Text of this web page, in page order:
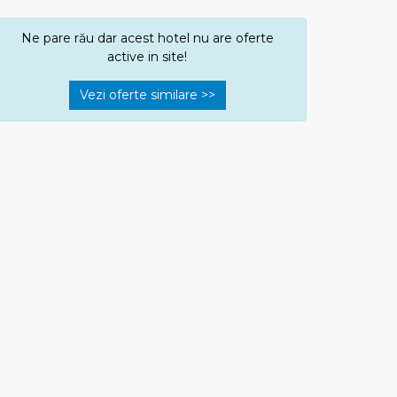
Ne pare rău dar acest hotel nu are oferte
active in site!
Vezi oferte similare >>